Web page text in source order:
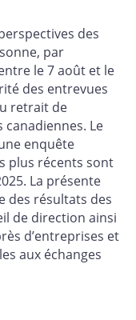
des
par
le 7 août et le
des entrevues
retrait de
Le
enquête
plus récents sont
La présente
des résultats des
de direction ainsi
d’entreprises et
aux échanges